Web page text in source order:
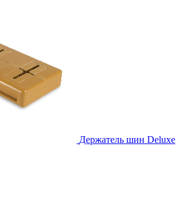
Держатель шин Deluxe